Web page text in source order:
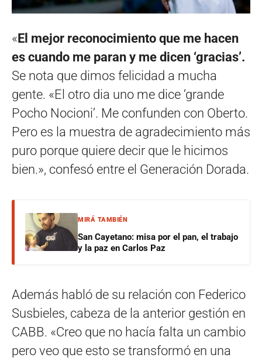
«El mejor reconocimiento que me hacen
es cuando me paran y me dicen ‘gracias’.
Se nota que dimos felicidad a mucha
gente. «El otro dia uno me dice ‘grande
Pocho Nocioni’. Me confunden con Oberto.
Pero es la muestra de agradecimiento más
puro porque quiere decir que le hicimos
bien.», confesó entre el Generación Dorada.
MIRÁ TAMBIÉN
San Cayetano: misa por el pan, el trabajo
y la paz en Carlos Paz
Además habló de su relación con Federico
Susbieles, cabeza de la anterior gestión en
CABB. «Creo que no hacía falta un cambio
pero veo que esto se transformó en una